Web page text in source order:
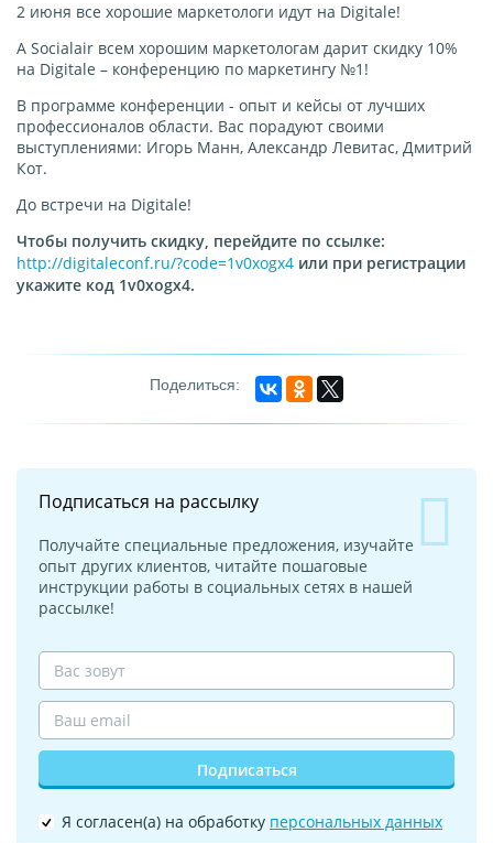
2 июня все хорошие маркетологи идут на Digitale!
А Socialair всем хорошим маркетологам дарит скидку 10%
на Digitale – конференцию по маркетингу №1!
В программе конференции - опыт и кейсы от лучших
профессионалов области. Вас порадуют своими
выступлениями: Игорь Манн, Александр Левитас, Дмитрий
Кот.
До встречи на Digitale!
Чтобы получить скидку, перейдите по ссылке:
http://digitaleconf.ru/?code=1v0xogx4 или при регистрации
укажите код 1v0xogx4.
Подписаться на рассылку
Получайте специальные предложения, изучайте
опыт других клиентов, читайте пошаговые
инструкции работы в социальных сетях в нашей
рассылке!
Подписаться
Я согласен(а) на обработку персональных данных